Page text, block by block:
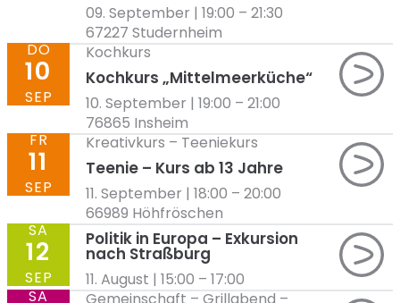
09. September | 19:00 – 21:30
67227 Studernheim
Kochkurs „Mittelmeerküche“
Kochkurs
10. September | 19:00 – 21:00
76865 Insheim
DO
10
SEP
Teenie – Kurs ab 13 Jahre
Kreativkurs – Teeniekurs
11. September | 18:00 – 20:00
66989 Höhfröschen
FR
11
SEP
Politik in Europa – Exkursion
nach Straßburg
11. August | 15:00 – 17:00
SA
12
SEP
SA